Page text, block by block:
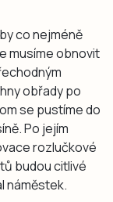
co nejméně
musíme obnovit
obřady po
se pustíme do
Po jejím
rozlučkové
budou citlivé
náměstek.